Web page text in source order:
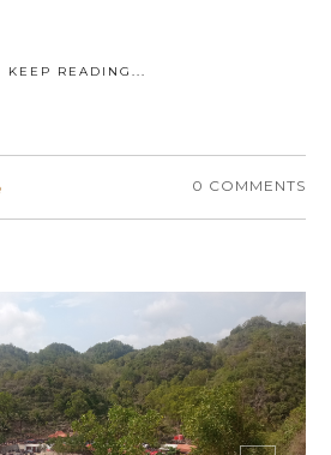
KEEP READING...
0 COMMENTS